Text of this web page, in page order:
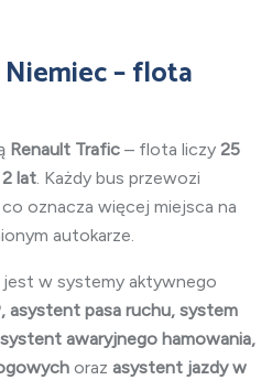
– flota
Renault Trafic – flota liczy 25
2 lat. Każdy bus przewozi
co oznacza więcej miejsca na
autokarze.
w systemy aktywnego
asystent pasa ruchu, system
awaryjnego hamowania,
oraz asystent jazdy w